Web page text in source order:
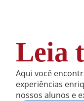
Leia
Aqui você
experiências
nossos alunos e